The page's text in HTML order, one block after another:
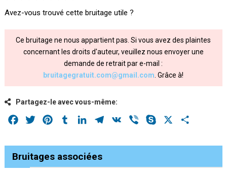
Avez-vous trouvé cette bruitage utile ?
Ce bruitage ne nous appartient pas. Si vous avez des plaintes
concernant les droits d'auteur, veuillez nous envoyer une
demande de retrait par e-mail :
bruitagegratuit.com@gmail.com . Grâce à!
Partagez-le avec vous-même:
Facebook
Twitter PinterestTumblrLinkedInTelegram
VK Viber Skype
Bruitages associées